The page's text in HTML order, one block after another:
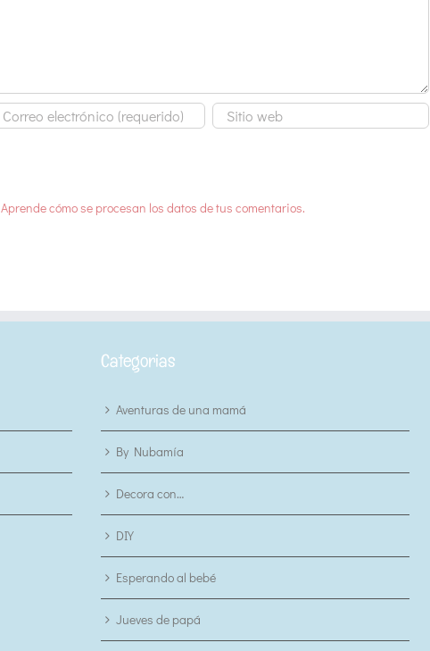
Aprende cómo se procesan los datos de tus comentarios.
Categorias
Aventuras de una mamá
By Nubamía
Decora con…
DIY
Esperando al bebé
Jueves de papá